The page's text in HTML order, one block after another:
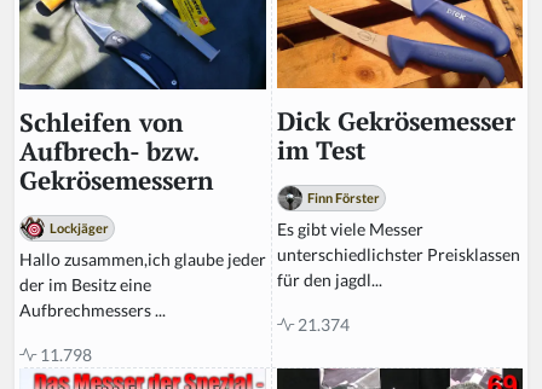
n,
ig
n
o
r
t
hi
s
fi
el
d
Schleifen von
Aufbrech- bzw.
Gekrösemessern
Lockjäger
Hallo zusammen,ich glaube jeder
der im Besitz eine
Aufbrechmessers ...
11.798
Dick Gekrösemesser
im Test
Finn Förster
Es gibt viele Messer
unterschiedlichster Preisklassen
für den jagdl...
21.374